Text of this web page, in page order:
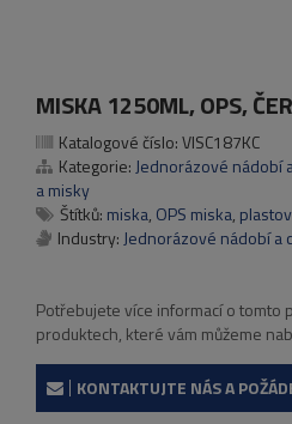
MISKA 1250ML, OPS,
Katalogové číslo:VISC187KC
Kategorie: Jednorázové nádobí
a misky
Štítků: miska, OPS miska,
Industry: Jednorázové nádobí a
Potřebujete více informací o
produktech, které vám můžeme
KONTAKTUJTE NÁS A